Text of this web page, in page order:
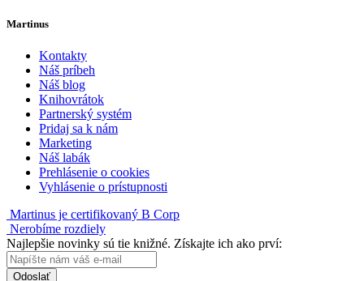
Martinus
Kontakty
Náš príbeh
Náš blog
Knihovrátok
Partnerský systém
Pridaj sa k nám
Marketing
Náš labák
Prehlásenie o cookies
Vyhlásenie o prístupnosti
Martinus je certifikovaný B Corp
Nerobíme rozdiely
Najlepšie novinky sú tie knižné. Získajte ich ako prví:
Odoslať